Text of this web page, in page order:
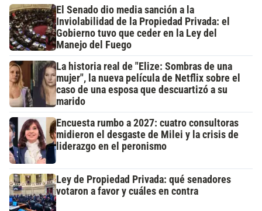
El Senado dio media sanción a la
Inviolabilidad de la Propiedad Privada: el
Gobierno tuvo que ceder en la Ley del
Manejo del Fuego
La historia real de "Elize: Sombras de una
mujer", la nueva película de Netflix sobre el
caso de una esposa que descuartizó a su
marido
Encuesta rumbo a 2027: cuatro consultoras
midieron el desgaste de Milei y la crisis de
liderazgo en el peronismo
Ley de Propiedad Privada: qué senadores
votaron a favor y cuáles en contra